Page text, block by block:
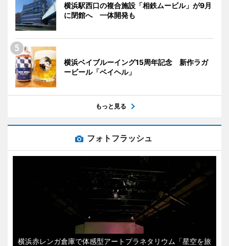
横浜駅西口の複合施設「相鉄ムービル」が9月
に閉館へ 一体開発も
横浜ベイブルーイング15周年記念 新作ラガ
ービール「ベイヘル」
もっと見る
フォトフラッシュ
横浜赤レンガ倉庫で体感型アートプラネタリウム「星空を旅